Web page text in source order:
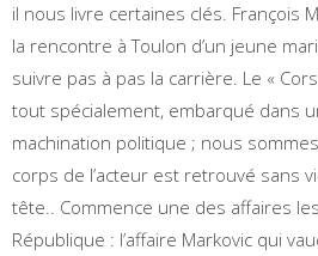
il nous livre certaines clés. François
la rencontre à Toulon d’un jeune
suivre pas à pas la carrière. Le «
tout spécialement, embarqué dans
machination politique ; nous
corps de l’acteur est retrouvé sans
tête.. Commence une des affaires
République : l’affaire Markovic qui